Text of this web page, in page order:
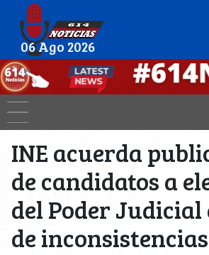
06 Ago 2026
INE acuerda
de candidatos a
del Poder Judicial
de inconsistencias